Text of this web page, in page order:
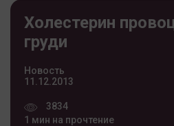
Холестерин
груди
Новость
11.12.2013
3834
1 мин на прочтение